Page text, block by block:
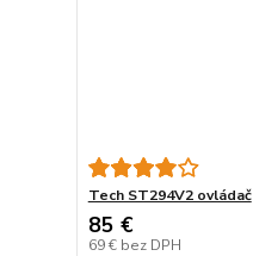
Tech ST294V2 ovládač
85 €
69 € bez DPH